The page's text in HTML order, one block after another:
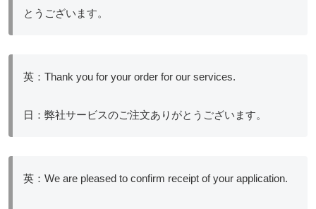
とうございます。
英：Thank you for your order for our services.
日：弊社サービスのご注文ありがとうございます。
英：We are pleased to confirm receipt of your application.